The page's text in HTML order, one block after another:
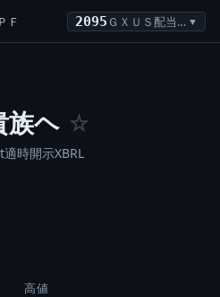
ＰＦ 2095 ＧＸＵＳ配当貴族ヘ ▼
族ヘ ☆
時開示XBRL
高値